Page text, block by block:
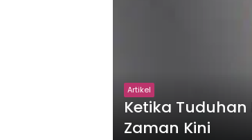
Artikel
Ketika
Zaman Kini